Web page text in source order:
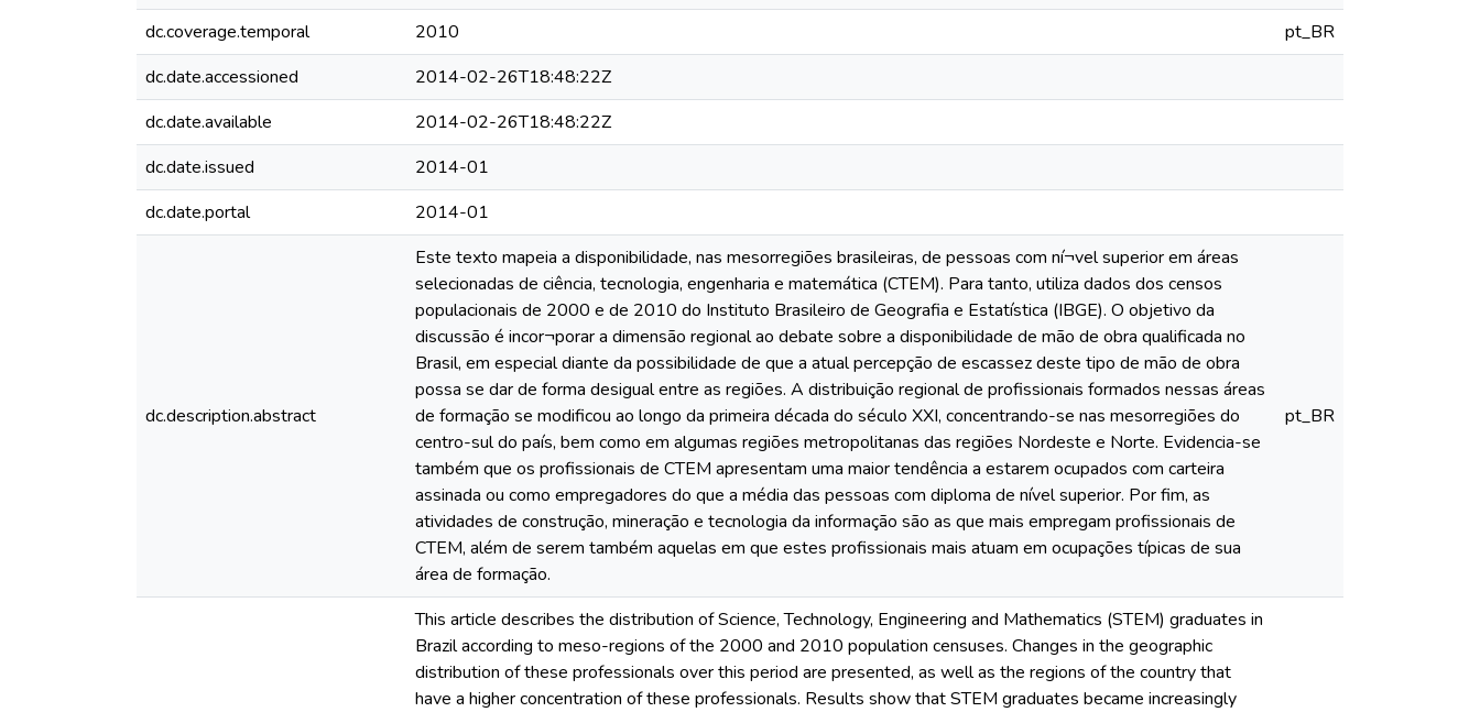
dc.coverage.temporal
2010
pt_BR
dc.date.accessioned
2014-02-26T18:48:22Z
dc.date.available
2014-02-26T18:48:22Z
dc.date.issued
2014-01
dc.date.portal
2014-01
dc.description.abstract
Este texto mapeia a disponibilidade, nas mesorregiões brasileiras, de pessoas com ní¬vel superior em áreas
selecionadas de ciência, tecnologia, engenharia e matemática (CTEM). Para tanto, utiliza dados dos censos
populacionais de 2000 e de 2010 do Instituto Brasileiro de Geografia e Estatística (IBGE). O objetivo da
discussão é incor¬porar a dimensão regional ao debate sobre a disponibilidade de mão de obra qualificada no
Brasil, em especial diante da possibilidade de que a atual percepção de escassez deste tipo de mão de obra
possa se dar de forma desigual entre as regiões. A distribuição regional de profissionais formados nessas áreas
de formação se modificou ao longo da primeira década do século XXI, concentrando-se nas mesorregiões do
centro-sul do país, bem como em algumas regiões metropolitanas das regiões Nordeste e Norte. Evidencia-se
também que os profissionais de CTEM apresentam uma maior tendência a estarem ocupados com carteira
assinada ou como empregadores do que a média das pessoas com diploma de nível superior. Por fim, as
atividades de construção, mineração e tecnologia da informação são as que mais empregam profissionais de
CTEM, além de serem também aquelas em que estes profissionais mais atuam em ocupações típicas de sua
área de formação.
pt_BR
This article describes the distribution of Science, Technology, Engineering and Mathematics (STEM) graduates in
Brazil according to meso-regions of the 2000 and 2010 population censuses. Changes in the geographic
distribution of these professionals over this period are presented, as well as the regions of the country that
have a higher concentration of these professionals. Results show that STEM graduates became increasingly